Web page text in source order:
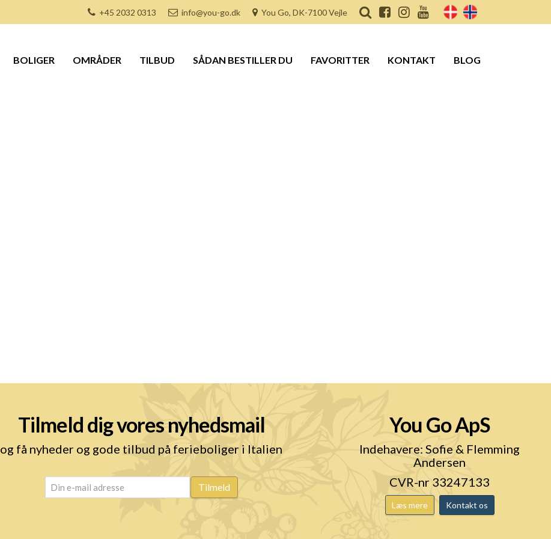
+45 2032 0313 info@you-go.dk You Go, DK-7100 Vejle
BOLIGER OMRÅDER TILBUD SÅDAN BESTILLER DU FAVORITTER KONTAKT BLOG
Tilmeld dig vores nyhedsmail
og få nyheder og gode tilbud på ferieboliger i Italien
email (Påkrævet) Tilmeld
You Go ApS
Indehavere: Sofie & Flemming
Andersen
CVR-nr 33247133
Læs mere Kontakt os